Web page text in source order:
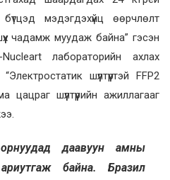
мэдэгдэхүйц өөрчлөлт
шүүх чадамж муудаж байна” гэсэн
лабораторийн ахлах
шүүлтүүртэй FFP2
шүүлтүүрийн ажиллагааг
даавуун амны
байна. Бразил